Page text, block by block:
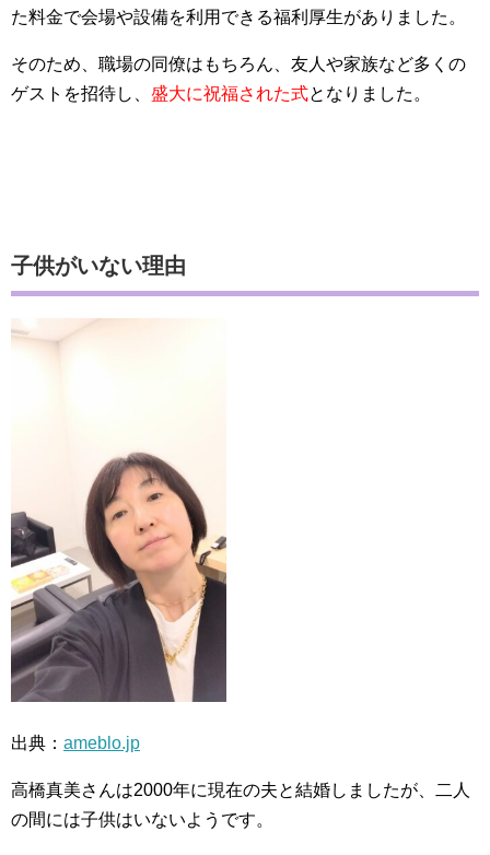
た料金で会場や設備を利用できる福利厚生がありました。
そのため、職場の同僚はもちろん、友人や家族など多くの
ゲストを招待し、 盛大に祝福された式となりました。
子供がいない理由
出典： ameblo.jp
高橋真美さんは2000年に現在の夫と結婚しましたが、二人
の間には子供はいないようです。